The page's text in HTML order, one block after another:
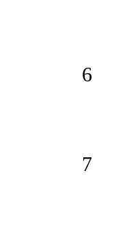
6
7